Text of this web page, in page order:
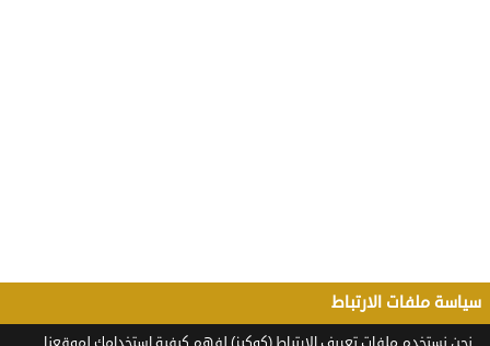
سياسة ملفات الارتباط